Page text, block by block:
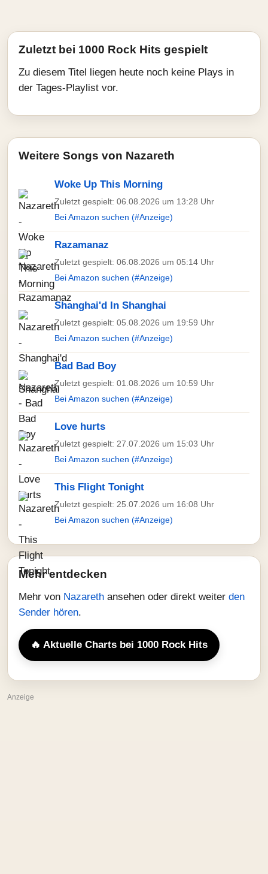
Zuletzt bei 1000 Rock Hits gespielt
Zu diesem Titel liegen heute noch keine Plays in
der Tages-Playlist vor.
Weitere Songs von Nazareth
Woke Up This Morning
Zuletzt gespielt: 06.08.2026 um 13:28 Uhr
Bei Amazon suchen (#Anzeige)
Razamanaz
Zuletzt gespielt: 06.08.2026 um 05:14 Uhr
Bei Amazon suchen (#Anzeige)
Shanghai'd In Shanghai
Zuletzt gespielt: 05.08.2026 um 19:59 Uhr
Bei Amazon suchen (#Anzeige)
Bad Bad Boy
Zuletzt gespielt: 01.08.2026 um 10:59 Uhr
Bei Amazon suchen (#Anzeige)
Love hurts
Zuletzt gespielt: 27.07.2026 um 15:03 Uhr
Bei Amazon suchen (#Anzeige)
This Flight Tonight
Zuletzt gespielt: 25.07.2026 um 16:08 Uhr
Bei Amazon suchen (#Anzeige)
Mehr entdecken
Mehr von Nazareth ansehen oder direkt weiter den
Sender hören.
🔥 Aktuelle Charts bei 1000 Rock Hits
Anzeige